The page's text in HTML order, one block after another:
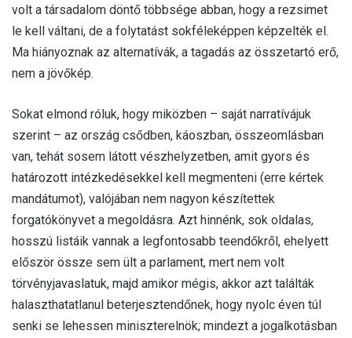
volt a társadalom döntő többsége abban, hogy a rezsimet
le kell váltani, de a folytatást sokféleképpen képzelték el.
Ma hiányoznak az alternatívák, a tagadás az összetartó erő,
nem a jövőkép.
Sokat elmond róluk, hogy miközben – saját narratívájuk
szerint – az ország csődben, káoszban, összeomlásban
van, tehát sosem látott vészhelyzetben, amit gyors és
határozott intézkedésekkel kell megmenteni (erre kértek
mandátumot), valójában nem nagyon készítettek
forgatókönyvet a megoldásra. Azt hinnénk, sok oldalas,
hosszú listáik vannak a legfontosabb teendőkről, ehelyett
először össze sem ült a parlament, mert nem volt
törvényjavaslatuk, majd amikor mégis, akkor azt találták
halaszthatatlanul beterjesztendőnek, hogy nyolc éven túl
senki se lehessen miniszterelnök; mindezt a jogalkotásban